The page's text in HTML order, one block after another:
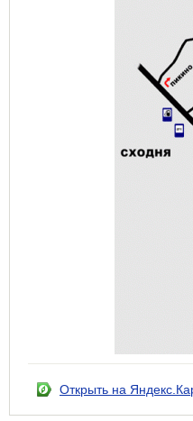
Открыть на